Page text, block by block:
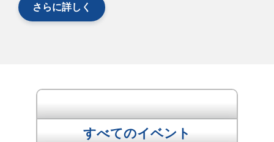
さらに詳しく
すべてのイベント